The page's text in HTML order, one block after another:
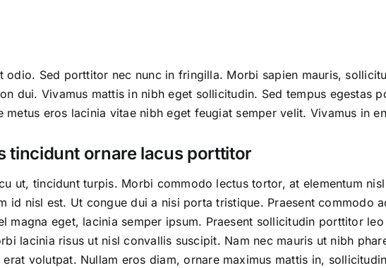
odio. Sed porttitor nec nunc in fringilla. Morbi sapien mauris,
dui. Vivamus mattis in nibh eget sollicitudin. Sed tempus egestas
metus eros lacinia vitae nibh eget feugiat semper velit. Vivamus in
tincidunt ornare lacus porttitor
ut, tincidunt turpis. Morbi commodo lectus tortor, at elementum
id nisl est. Ut congue dui a nisi porta tristique. Praesent commodo
magna eget, lacinia semper ipsum. Praesent sollicitudin porttitor
lacinia risus ut nisl convallis suscipit. Nam nec mauris ut nibh
volutpat. Nullam eros diam, ornare maximus mattis in,